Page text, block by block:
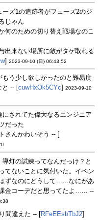
ズ1の追跡者がフェーズ2のジ
じゃん
何のための切り替え戦場なのこ
出来ない場所に敵がタゲ取れる
] 2023-09-10 (日) 06:43:52
う少し欲しかったのと難易度
と -- [cuwHxOk5CYc] 2023-09-10
されてた偉大なるエンジニア
だった
さんかわいそう -- [
灯の試練ってなんだっけ？と
てないことに気付いた。イベン
ずなのにどうして……なにがあ
金コーデだと思ってたよ…… --
間違えた -- [RFeEEsbTbJ2]